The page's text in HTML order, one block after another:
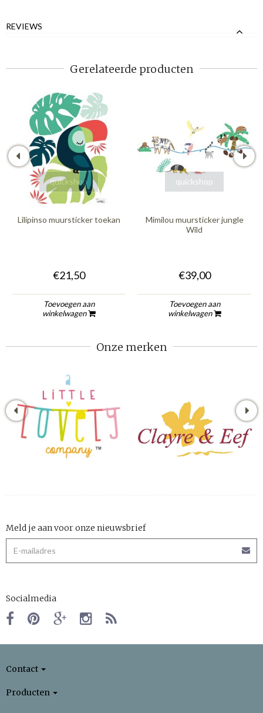
REVIEWS
Gerelateerde producten
quickshop
Lilipinso muursticker toekan
€21,50
Toevoegen aan
winkelwagen
quickshop
Mimilou muursticker jungle
Wild
€39,00
Toevoegen aan
winkelwagen
Onze merken
Meld je aan voor onze nieuwsbrief
Socialmedia
Contact
Producten